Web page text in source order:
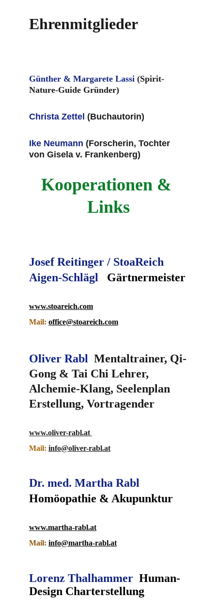
Ehrenmitglieder
Günther & Margarete Lassi (Spirit-
Nature-Guide Gründer)
Christa Zettel (Buchautorin)
Ike Neumann (Forscherin, Tochter
von Gisela v. Frankenberg)
Josef Reitinger / StoaReich
Aigen-Schlägl Gärtnermeister
www.stoareich.com
Mail: office@stoareich.com
Oliver Rabl Mentaltrainer, Qi-
Gong & Tai Chi Lehrer,
Alchemie-Klang, Seelenplan
Erstellung, Vortragender
www.oliver-rabl.at
Mail: info@oliver-rabl.at
Dr. med. Martha Rabl
Homöopathie & Akupunktur
www.martha-rabl.at
Mail: info@martha-rabl.at
Lorenz Thalhammer
  Human-
Design Charterstellung
Kooperationen &
Links